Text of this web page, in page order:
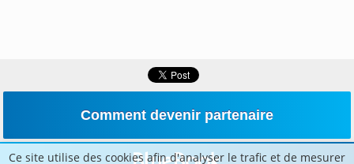
Comment devenir partenaire
Ce site utilise des cookies afin d'analyser le trafic et de mesurer